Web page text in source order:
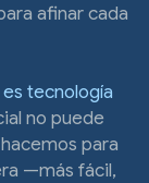
afinar cada
tecnología
no puede
para
—más fácil,